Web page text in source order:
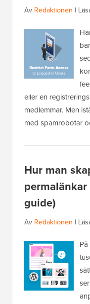
Av Redaktionen |
eller en
medlemmar. Men
med spamrobotar
Hur man
guide)
Av Redaktionen |